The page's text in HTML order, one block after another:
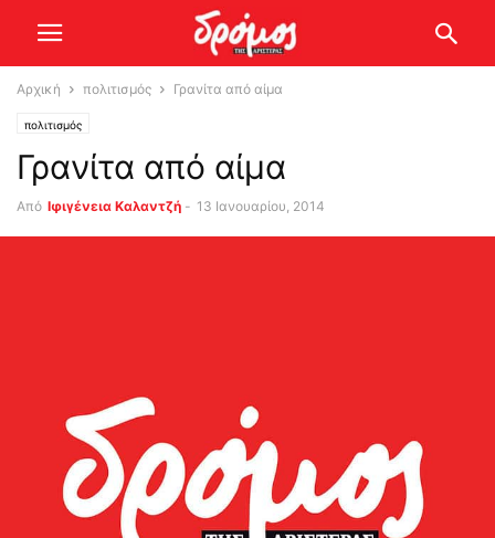
Αρχική πολιτισμός Γρανίτα από αίμα
πολιτισμός
Γρανίτα από αίμα
Από Ιφιγένεια Καλαντζή - 13 Ιανουαρίου, 2014